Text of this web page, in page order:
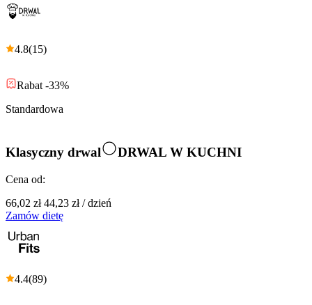
4.8(15)
Rabat -33%
Standardowa
Klasyczny drwal DRWAL W KUCHNI
Cena od:
66,02 zł 44,23 zł/dzień
Zamów dietę
4.4(89)